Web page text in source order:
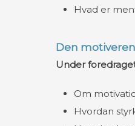
Hvad er
Den
Under
Om
Hvordan